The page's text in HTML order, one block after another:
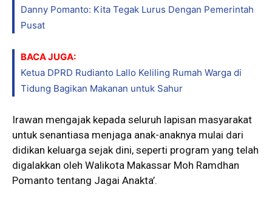
Danny Pomanto: Kita Tegak Lurus Dengan Pemerintah
Pusat
BACA JUGA:
Ketua DPRD Rudianto Lallo Keliling Rumah Warga di
Tidung Bagikan Makanan untuk Sahur
Irawan mengajak kepada seluruh lapisan masyarakat
untuk senantiasa menjaga anak-anaknya mulai dari
didikan keluarga sejak dini, seperti program yang telah
digalakkan oleh Walikota Makassar Moh Ramdhan
Pomanto tentang Jagai Anakta’.